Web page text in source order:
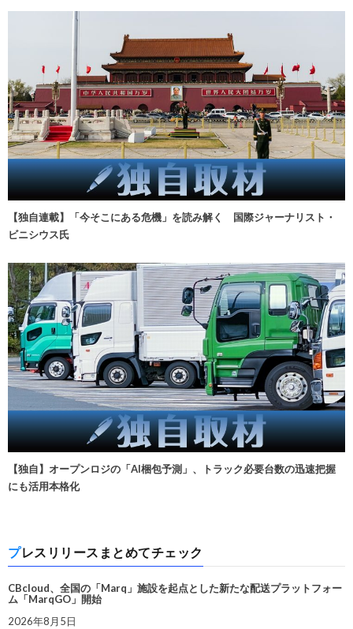
【独自連載】「今そこにある危機」を読み解く 国際ジャーナリスト・
ビニシウス氏
【独自】オープンロジの「AI梱包予測」、トラック必要台数の迅速把握
にも活用本格化
プレスリリースまとめてチェック
CBcloud、全国の「Marq」施設を起点とした新たな配送プラットフォー
ム「MarqGO」開始
2026年8月5日